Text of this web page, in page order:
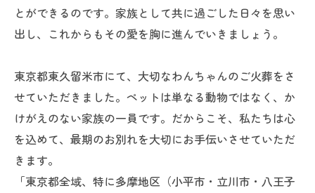
とができるのです。家族として共に過ごした日々を思い
出し、これからもその愛を胸に進んでいきましょう。
東京都東久留米市にて、大切なわんちゃんのご火葬をさ
せていただきました。ペットは単なる動物ではなく、か
けがえのない家族の一員です。だからこそ、私たちは心
を込めて、最期のお別れを大切にお手伝いさせていただ
きます。
「東京都全域、特に多摩地区（小平市・立川市・八王子